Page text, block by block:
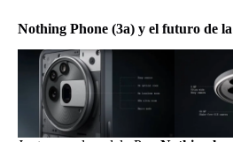
Nothing Phone (3a) y el futuro de